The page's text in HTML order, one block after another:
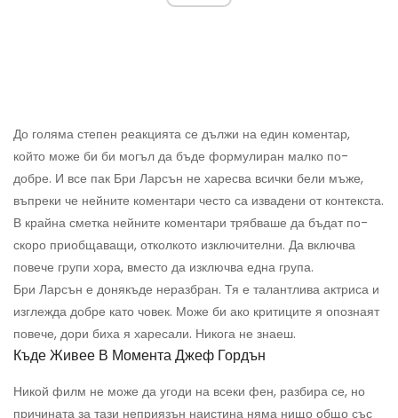
До голяма степен реакцията се дължи на един коментар,
който може би би могъл да бъде формулиран малко по-
добре. И все пак Бри Ларсън не харесва всички бели мъже,
въпреки че нейните коментари често са извадени от контекста.
В крайна сметка нейните коментари трябваше да бъдат по-
скоро приобщаващи, отколкото изключителни. Да включва
повече групи хора, вместо да изключва една група.
Бри Ларсън е донякъде неразбран. Тя е талантлива актриса и
изглежда добре като човек. Може би ако критиците я опознаят
повече, дори биха я харесали. Никога не знаеш.
Къде Живее В Момента Джеф Гордън
Никой филм не може да угоди на всеки фен, разбира се, но
причината за тази неприязън наистина няма нищо общо със